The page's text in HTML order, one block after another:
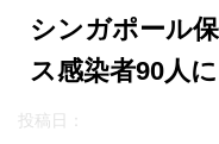
シンガポール
ス感染者90人
投稿日：